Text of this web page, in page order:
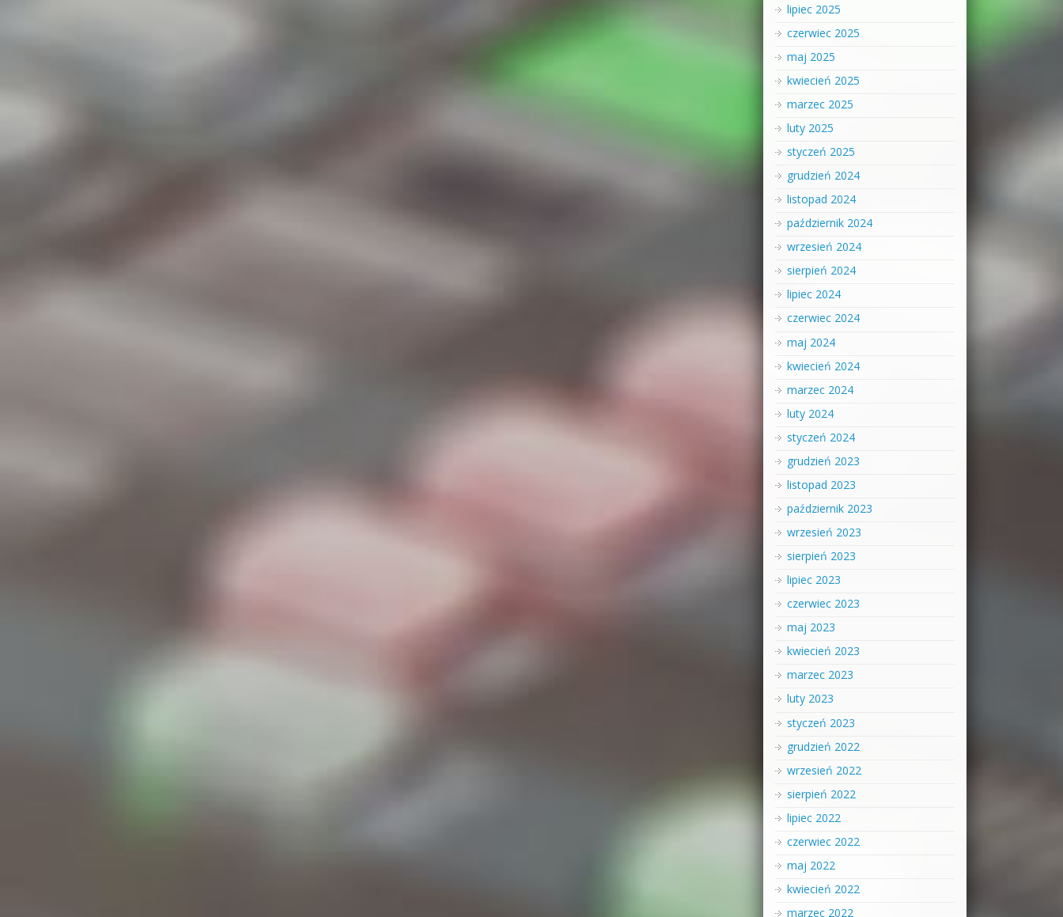
lipiec 2025
czerwiec 2025
maj 2025
kwiecień 2025
marzec 2025
luty 2025
styczeń 2025
grudzień 2024
listopad 2024
październik 2024
wrzesień 2024
sierpień 2024
lipiec 2024
czerwiec 2024
maj 2024
kwiecień 2024
marzec 2024
luty 2024
styczeń 2024
grudzień 2023
listopad 2023
październik 2023
wrzesień 2023
sierpień 2023
lipiec 2023
czerwiec 2023
maj 2023
kwiecień 2023
marzec 2023
luty 2023
styczeń 2023
grudzień 2022
wrzesień 2022
sierpień 2022
lipiec 2022
czerwiec 2022
maj 2022
kwiecień 2022
marzec 2022